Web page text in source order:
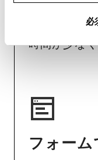
必
い。
チャットで
時間が少な
フォーム